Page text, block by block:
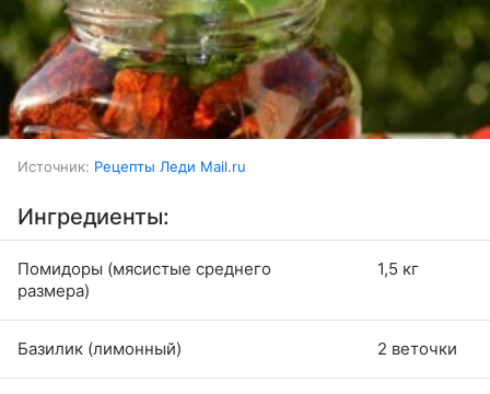
Источник: Рецепты Леди Mail.ru
Ингредиенты:
Помидоры (мясистые среднего
размера)
1,5 кг
Базилик (лимонный) 2 веточки